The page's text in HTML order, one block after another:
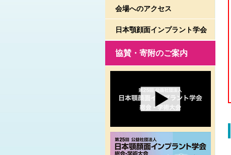
会場へのアクセス
日本顎顔面インプラント学会
協賛・寄附のご案内